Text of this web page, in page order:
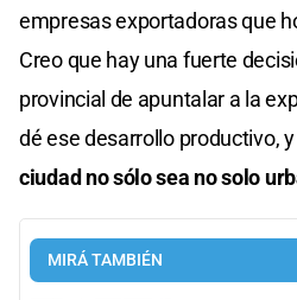
empresas exportadoras que
Creo que hay una fuerte
provincial de apuntalar a la
dé ese desarrollo productivo,
ciudad no sólo sea no solo
MIRÁ TAMBIÉN